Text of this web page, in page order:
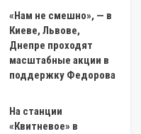
«Нам не смешно», — в
Киеве, Львове,
Днепре проходят
масштабные акции в
поддержку Федорова
На станции
«Квитневое» в